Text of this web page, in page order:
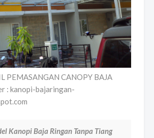
PEMASANGAN CANOPY BAJA
: kanopi-bajaringan-
Kanopi Baja Ringan Tanpa Tiang